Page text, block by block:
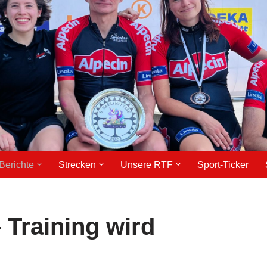
Berichte Strecken Unsere RTF Sport-Ticker
Training wird